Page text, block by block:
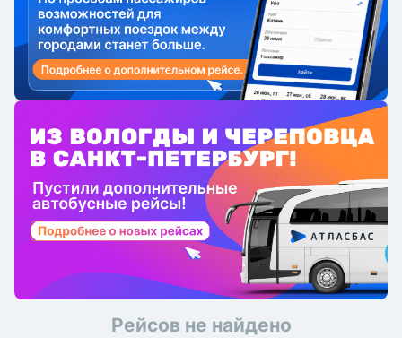
Рейсов не найдено